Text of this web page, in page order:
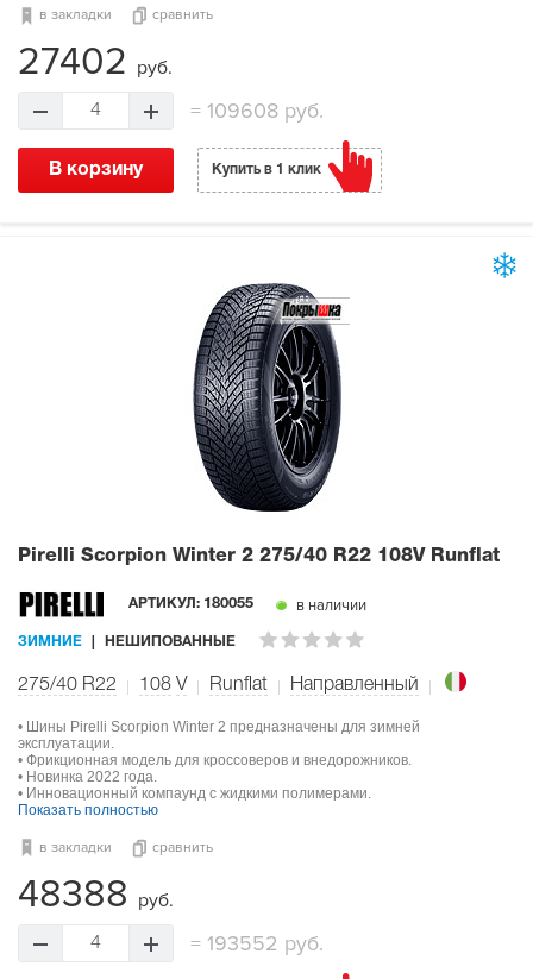
в закладки сравнить
27402 руб.
4 =109608 руб.
В корзину Купить в 1 клик
Pirelli Scorpion Winter 2 275/40 R22 108V Runflat
АРТИКУЛ: 180055 в наличии
ЗИМНИЕ НЕШИПОВАННЫЕ
275/40 R22 108 V Runflat Направленный
• Шины Pirelli Scorpion Winter 2 предназначены для зимней
эксплуатации.
• Фрикционная модель для кроссоверов и внедорожников.
• Новинка 2022 года.
• Инновационный компаунд с жидкими полимерами.
Показать полностью
в закладки сравнить
48388 руб.
4 =193552 руб.